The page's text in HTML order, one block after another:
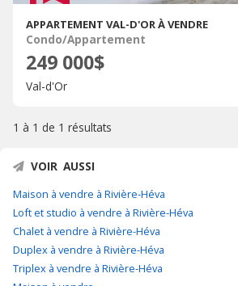
APPARTEMENT VAL-D'OR À VENDRE
Condo/Appartement
249 000$
Val-d'Or
1 à 1 de 1 résultats
VOIR AUSSI
Maison à vendre à Rivière-Héva
Loft et studio à vendre à Rivière-Héva
Chalet à vendre à Rivière-Héva
Duplex à vendre à Rivière-Héva
Triplex à vendre à Rivière-Héva